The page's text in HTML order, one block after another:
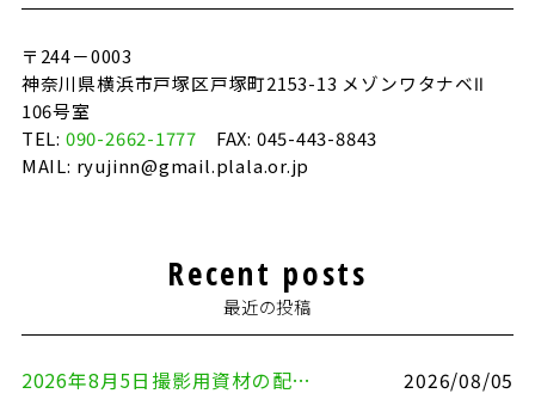
〒244－0003
神奈川県横浜市戸塚区戸塚町2153-13 メゾンワタナベⅡ
106号室
TEL: 090-2662-1777 FAX: 045-443-8843
MAIL: ryujinn@gmail.plala.or.jp
Recent posts
最近の投稿
2026年8月5日撮影用資材の配送（鎌倉市⇒港区）
2026/08/05